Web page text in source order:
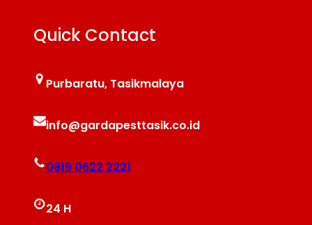
Quick Contact
Purbaratu, Tasikmalaya
info@gardapesttasik.co.id
0819 0622 2221
24 H